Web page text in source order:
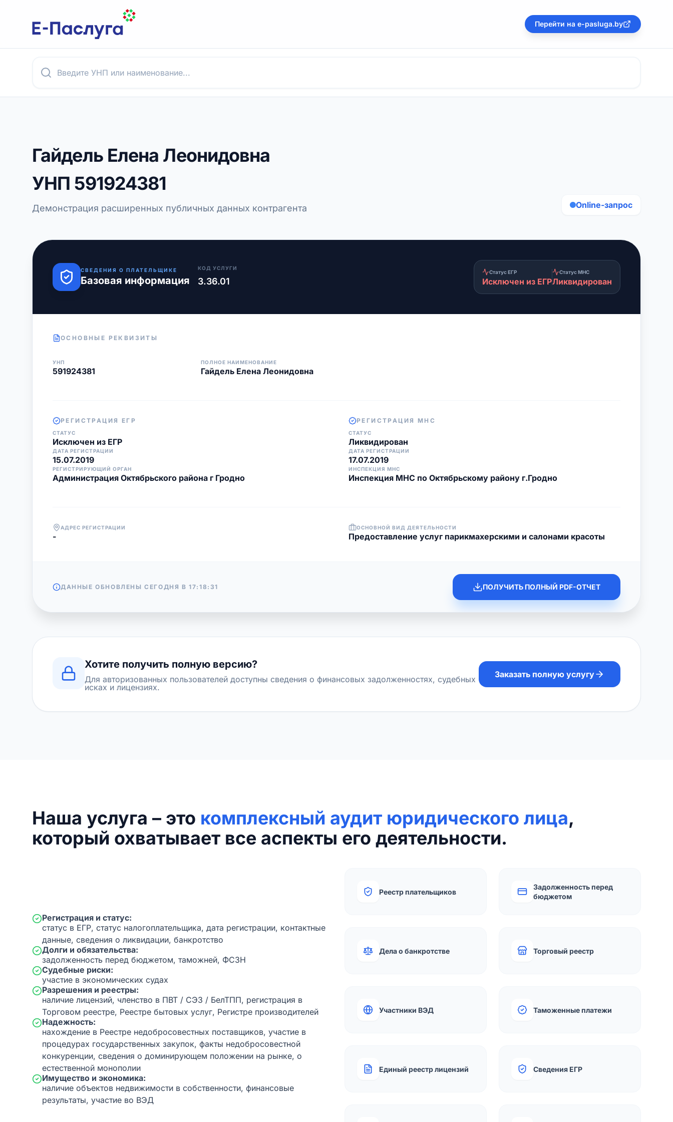
Перейти на e-pasluga.by
Гайдель Елена Леонидовна
УНП 591924381
Демонстрация расширенных публичных данных контрагента Online-запрос
СВЕДЕНИЯ О ПЛАТЕЛЬЩИКЕ
Базовая информация
КОД УСЛУГИ
3.36.01
Статус ЕГР
Исключен из ЕГР
Статус МНС
Ликвидирован
ОСНОВНЫЕ РЕКВИЗИТЫ
УНП
591924381
ПОЛНОЕ НАИМЕНОВАНИЕ
Гайдель Елена Леонидовна
РЕГИСТРАЦИЯ ЕГР
СТАТУС
Исключен из ЕГР
ДАТА РЕГИСТРАЦИИ
15.07.2019
РЕГИСТРИРУЮЩИЙ ОРГАН
Администрация Октябрьского района г Гродно
РЕГИСТРАЦИЯ МНС
СТАТУС
Ликвидирован
ДАТА РЕГИСТРАЦИИ
17.07.2019
ИНСПЕКЦИЯ МНС
Инспекция МНС по Октябрьскому району г.Гродно
АДРЕС РЕГИСТРАЦИИ
-
ОСНОВНОЙ ВИД ДЕЯТЕЛЬНОСТИ
Предоставление услуг парикмахерскими и салонами красоты
ДАННЫЕ ОБНОВЛЕНЫ СЕГОДНЯ В17:18:31 ПОЛУЧИТЬ ПОЛНЫЙ PDF-ОТЧЕТ
Хотите получить полную версию?
Для авторизованных пользователей доступны сведения о финансовых задолженностях, судебных
исках и лицензиях.
Заказать полную услугу
Наша услуга – это комплексный аудит юридического лица,
который охватывает все аспекты его деятельности.
Регистрация и статус:
статус в ЕГР, статус налогоплательщика, дата регистрации, контактные
данные, сведения о ликвидации, банкротство
Долги и обязательства:
задолженность перед бюджетом, таможней, ФСЗН
Судебные риски:
участие в экономических судах
Разрешения и реестры:
наличие лицензий, членство в ПВТ / СЭЗ / БелТПП, регистрация в
Торговом реестре, Реестре бытовых услуг, Регистре производителей
Надежность:
нахождение в Реестре недобросовестных поставщиков, участие в
процедурах государственных закупок, факты недобросовестной
конкуренции, сведения о доминирующем положении на рынке, о
естественной монополии
Имущество и экономика:
наличие объектов недвижимости в собственности, финансовые
результаты, участие во ВЭД
Реестр плательщиков
Задолженность перед
бюджетом
Дела о банкротстве Торговый реестр
Участники ВЭД Таможенные платежи
Единый реестр лицензий Сведения ЕГР